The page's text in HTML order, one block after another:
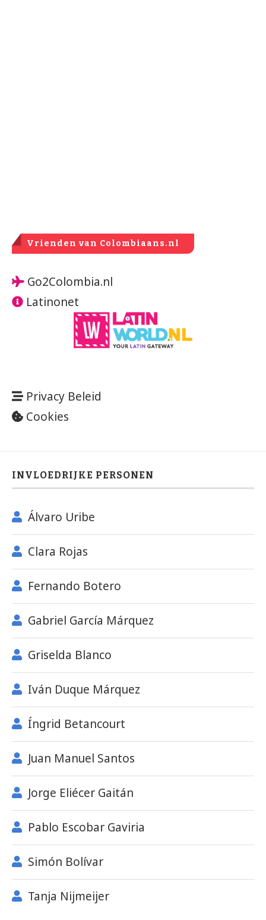
Vrienden van Colombiaans.nl
Go2Colombia.nl
Latinonet
Privacy Beleid
Cookies
INVLOEDRIJKE PERSONEN
Álvaro Uribe
Clara Rojas
Fernando Botero
Gabriel García Márquez
Griselda Blanco
Iván Duque Márquez
Íngrid Betancourt
Juan Manuel Santos
Jorge Eliécer Gaitán
Pablo Escobar Gaviria
Simón Bolívar
Tanja Nijmeijer